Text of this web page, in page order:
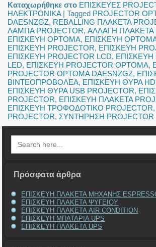
Καταχωρήθηκε στο ΕΠΙΣΚΕΥΕΣ
ΗΛΕΚΤΡΟΝΙΚΑ|Tagged PROJECTOR
DAESNZGZ, REBALLING ΠΛΑΚΕΤΑ
ΛΑΜΠΑ PROJECTOR,ΑΛΛΑΓΗ ΠΛΑΚΕΤΑ
ΕΠΙΣΚΕΥΗ OPTOMA, ΕΠΙΣΚΕΥΗ
ΕΠΙΣΚΕΥΗ PROJECTOR, ΕΠΙΣΚΕΥΗ
ΕΠΙΣΚΕΥΗ PROJECTOR LCD, ΕΠΙΣΚΕΥΗ
LED, ΕΠΙΣΚΕΥΗ PROJECTOR OPTOMA,
PROJECTOR OPTOMA DAESNZGZ,
ΒΙΝΤΕΟΠΡΟΒΟΛΕΑ, ΕΠΙΣΚΕΥΗ ΘΥΡΑ
ΕΠΙΣΚΕΥΗ ΘΥΡΑ USB PROJECTOR,
PROJECTOR, ΕΠΙΣΚΕΥΗ ΠΛΑΚΕΤΑ
ΕΠΙΣΚΕΥΗ ΤΡΟΦΟΔΟΤΙΚΟ PROJECTOR,
PROJECTOR, ΣΥΝΤΗΡΗΣΗ PROJECTOR
Search
for:
Πρόσφατα άρθρα
ΕΠΙΣΚΕΥΗ ΠΛΑΚΕΤΑ ΜΗΧΑΝΗΣ
ΕΠΙΣΚΕΥΗ ΠΛΑΚΕΤΑ ΨΥΓΕΙΟΥ
ΕΠΙΣΚΕΥΗ ΠΛΑΚΕΤΑ AIR CONDITION
ΕΠΙΣΚΕΥΗ ΜΠΑΤΑΡΙΑ UPS
ΕΠΙΣΚΕΥΗ ΠΛΑΚΕΤΑ UPS